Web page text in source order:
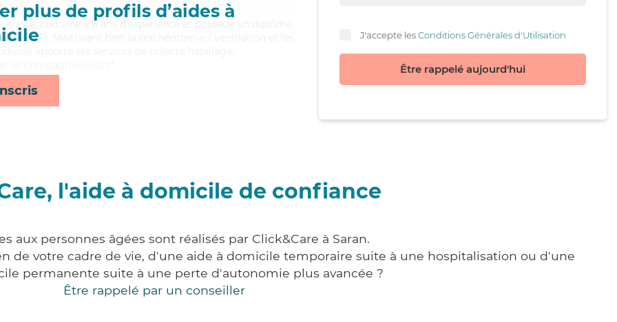
plus de profils d’aides à
Ludivine a 6 ans d'expérience et possède un diplôme
(ADVF). Maitrisant bien la trachéotomie / ventilation et les
J'accepte lesConditions Générales d'Utilisation
Être rappelé aujourd'hui
l'aide à domicile de confiance
aux personnes âgées sont réalisés par Click&Care à Saran.
de votre cadre de vie, d'une aide à domicile temporaire suite à une hospitalisation ou d'une
permanente suite à une perte d'autonomie plus avancée ?
Être rappelé par un conseiller